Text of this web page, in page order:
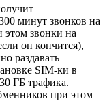
минут звонков на
этом звонки на
он кончится),
раздавать
SIM-ки в
ГБ трафика.
при этом